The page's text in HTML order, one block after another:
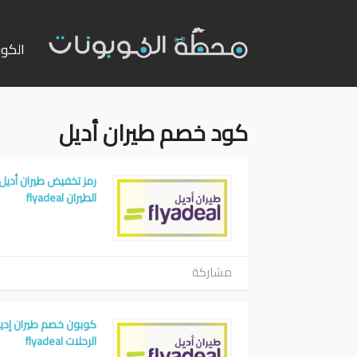
إلى
كود خصم طيران أديل
الطيران flyadeal
مشاركة
الرحلات flyadeal